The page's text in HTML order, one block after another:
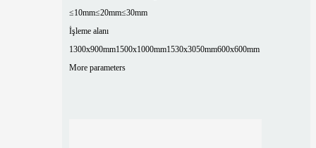
≤10mm≤20mm≤30mm
İşleme alanı
1300x900mm1500x1000mm1530x3050mm600x600mm
More parameters